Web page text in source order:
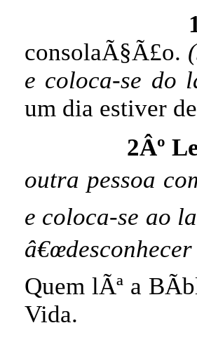
consolaÃ§Ã£o.
e coloca-se do
um dia estiver
2Âº
outra pessoa
e coloca-se ao
Quem lÃª a
Vida.